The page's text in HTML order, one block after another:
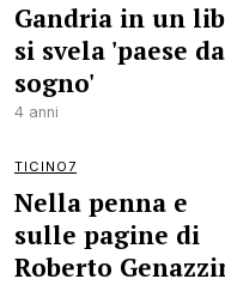
Gandria in un
si svela 'paese da
sogno'
4 anni
TICINO7
Nella penna e
sulle pagine di
Roberto